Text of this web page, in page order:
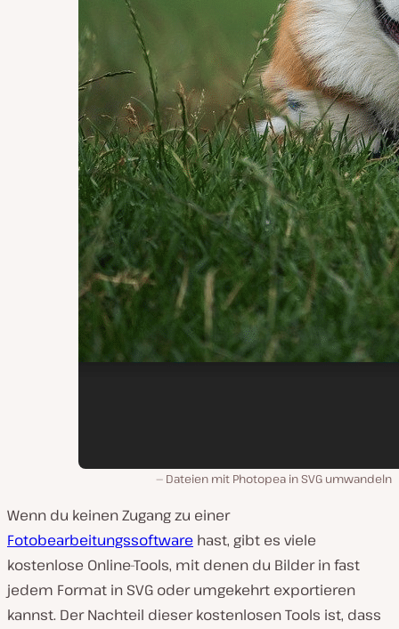
Dateien mit Photopea in SVG umwandeln
Wenn du keinen Zugang zu einer
Fotobearbeitungssoftware hast, gibt es viele
kostenlose Online-Tools, mit denen du Bilder in fast
jedem Format in SVG oder umgekehrt exportieren
kannst. Der Nachteil dieser kostenlosen Tools ist, dass